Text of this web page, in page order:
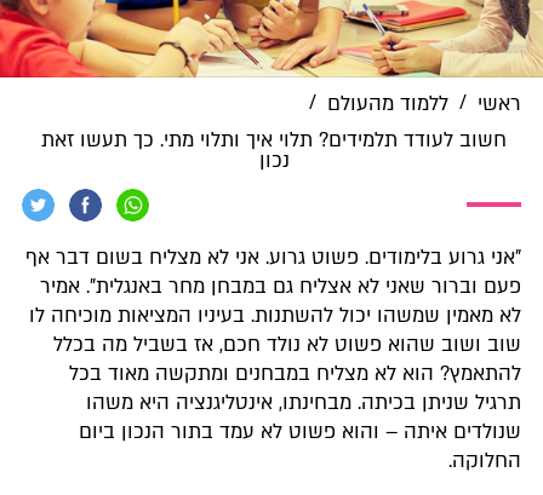
ראשי / ללמוד מהעולם /
חשוב לעודד תלמידים? תלוי איך ותלוי מתי. כך תעשו זאת
נכון
"אני גרוע בלימודים. פשוט גרוע. אני לא מצליח בשום דבר אף
פעם וברור שאני לא אצליח גם במבחן מחר באנגלית". אמיר
לא מאמין שמשהו יכול להשתנות. בעיניו המציאות מוכיחה לו
שוב ושוב שהוא פשוט לא נולד חכם, אז בשביל מה בכלל
להתאמץ? הוא לא מצליח במבחנים ומתקשה מאוד בכל
תרגיל שניתן בכיתה. מבחינתו, אינטליגנציה היא משהו
שנולדים איתה – והוא פשוט לא עמד בתור הנכון ביום
החלוקה.